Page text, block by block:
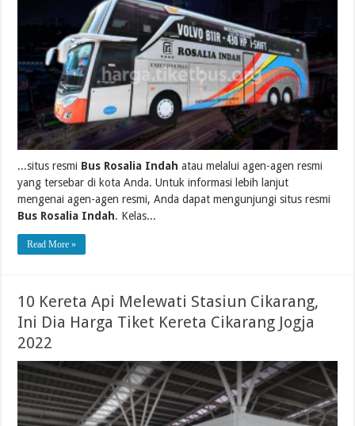
...situs resmi Bus Rosalia Indah atau melalui agen-agen resmi
yang tersebar di kota Anda. Untuk informasi lebih lanjut
mengenai agen-agen resmi, Anda dapat mengunjungi situs resmi
Bus Rosalia Indah. Kelas...
Read More »
10 Kereta Api Melewati Stasiun Cikarang,
Ini Dia Harga Tiket Kereta Cikarang Jogja
2022